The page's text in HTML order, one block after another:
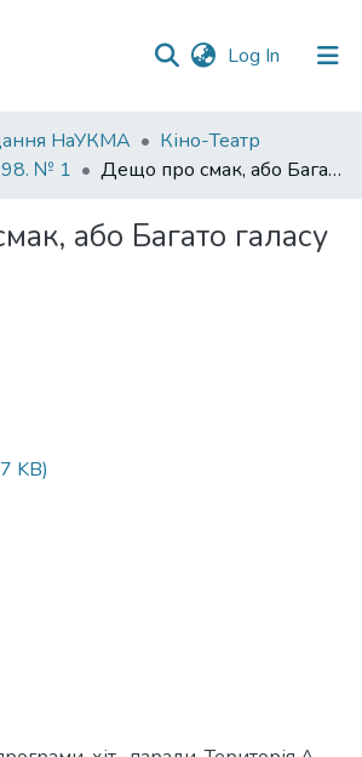
Log In (current)
НаУКМА
Кіно-Театр
№ 1
Дещо про смак, або Багато галасу з нічого
або Багато галасу
KB)